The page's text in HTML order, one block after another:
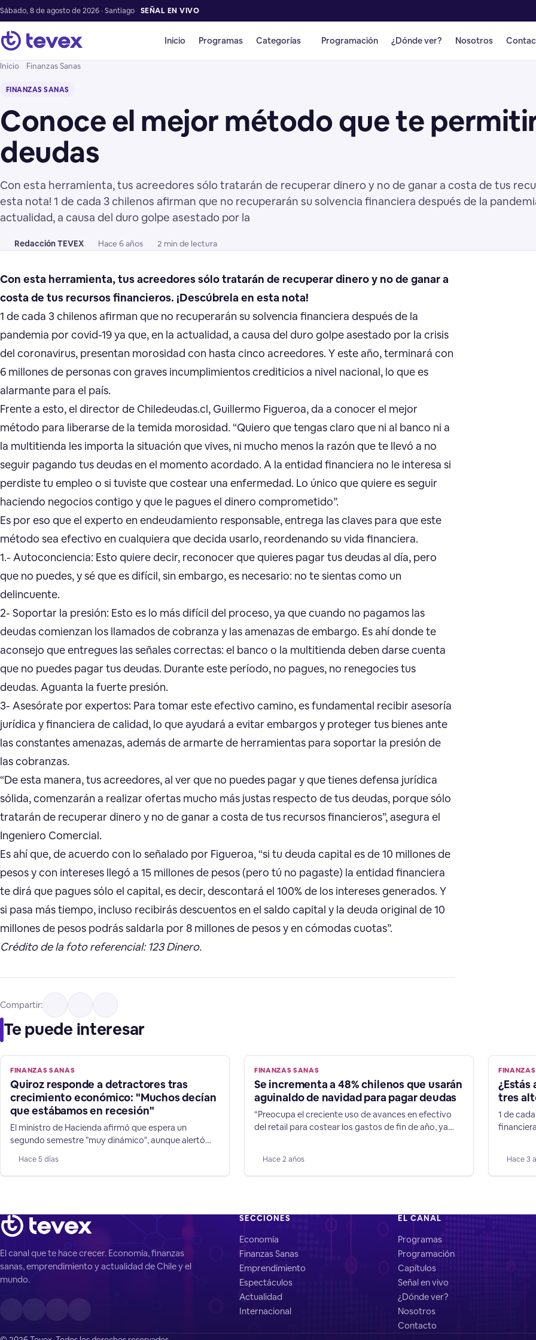
Sábado, 8 de agosto de 2026 · Santiago SEÑAL EN VIVO
Inicio Programas Categorías Programación ¿Dónde ver? Nosotros
Inicio Finanzas Sanas
FINANZAS SANAS
Conoce el mejor método que te
deudas
Con esta herramienta, tus acreedores sólo tratarán de recuperar dinero y no de ganar a costa de tus
esta nota! 1 de cada 3 chilenos afirman que no recuperarán su solvencia financiera después de la
actualidad, a causa del duro golpe asestado por la
Redacción TEVEX Hace 6 años 2 min de lectura
Con esta herramienta, tus acreedores sólo tratarán de recuperar dinero y no de ganar a
costa de tus recursos financieros. ¡Descúbrela en esta nota!
1 de cada 3 chilenos afirman que no recuperarán su solvencia financiera después de la
pandemia por covid-19 ya que, en la actualidad, a causa del duro golpe asestado por la crisis
del coronavirus, presentan morosidad con hasta cinco acreedores. Y este año, terminará con
6 millones de personas con graves incumplimientos crediticios a nivel nacional, lo que es
alarmante para el país.
Frente a esto, el director de Chiledeudas.cl, Guillermo Figueroa, da a conocer el mejor
método para liberarse de la temida morosidad. “Quiero que tengas claro que ni al banco ni a
la multitienda les importa la situación que vives, ni mucho menos la razón que te llevó a no
seguir pagando tus deudas en el momento acordado. A la entidad financiera no le interesa si
perdiste tu empleo o si tuviste que costear una enfermedad. Lo único que quiere es seguir
haciendo negocios contigo y que le pagues el dinero comprometido”.
Es por eso que el experto en endeudamiento responsable, entrega las claves para que este
método sea efectivo en cualquiera que decida usarlo, reordenando su vida financiera.
1.- Autoconciencia: Esto quiere decir, reconocer que quieres pagar tus deudas al día, pero
que no puedes, y sé que es difícil, sin embargo, es necesario: no te sientas como un
delincuente.
2- Soportar la presión: Esto es lo más difícil del proceso, ya que cuando no pagamos las
deudas comienzan los llamados de cobranza y las amenazas de embargo. Es ahí donde te
aconsejo que entregues las señales correctas: el banco o la multitienda deben darse cuenta
que no puedes pagar tus deudas. Durante este período, no pagues, no renegocies tus
deudas. Aguanta la fuerte presión.
3- Asesórate por expertos: Para tomar este efectivo camino, es fundamental recibir asesoría
jurídica y financiera de calidad, lo que ayudará a evitar embargos y proteger tus bienes ante
las constantes amenazas, además de armarte de herramientas para soportar la presión de
las cobranzas.
“De esta manera, tus acreedores, al ver que no puedes pagar y que tienes defensa jurídica
sólida, comenzarán a realizar ofertas mucho más justas respecto de tus deudas, porque sólo
tratarán de recuperar dinero y no de ganar a costa de tus recursos financieros”, asegura el
Ingeniero Comercial.
Es ahí que, de acuerdo con lo señalado por Figueroa, “si tu deuda capital es de 10 millones de
pesos y con intereses llegó a 15 millones de pesos (pero tú no pagaste) la entidad financiera
te dirá que pagues sólo el capital, es decir, descontará el 100% de los intereses generados. Y
si pasa más tiempo, incluso recibirás descuentos en el saldo capital y la deuda original de 10
millones de pesos podrás saldarla por 8 millones de pesos y en cómodas cuotas”.
Crédito de la foto referencial: 123 Dinero.
Compartir:
Te puede interesar
FINANZAS SANAS
Quiroz responde a detractores tras
crecimiento económico: "Muchos decían
que estábamos en recesión"
El ministro de Hacienda afirmó que espera un
segundo semestre "muy dinámico", aunque alertó
dirección de las expectativas de 1,8% para la
expansión de las finanzas chilenas.
Hace 5 días
FINANZAS SANAS
Se incrementa a 48% chilenos que usarán
aguinaldo de navidad para pagar deudas
“Preocupa el creciente uso de avances en efectivo
del retail para costear los gastos de fin de año, ya
navidad y vacaciones suman relevantes gastos, y
durante 2022, 80% de los chilenos afirmaron que
Hace 2 años
¿Estás
tres
1 de
estudio
en el
Hace 3
El canal que te hace crecer. Economía, finanzas
sanas, emprendimiento y actualidad de Chile y el
mundo.
SECCIONES
Economía
Finanzas Sanas
Emprendimiento
Espectáculos
Actualidad
Internacional
EL CANAL
Programas
Programación
Capítulos
Señal en vivo
¿Dónde ver?
Nosotros
Contacto